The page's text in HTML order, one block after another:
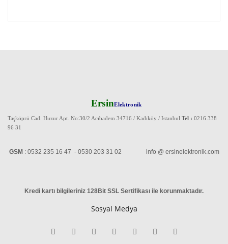
ErsinElektronik
Taşköprü Cad. Huzur Apt. No:30/2 Acıbadem 34716 / Kadıköy / Istanbul Tel : 0216 338
96 31
GSM : 0532 235 16 47 - 0530 203 31 02 info @ ersinelektronik.com
Kredi kartı bilgileriniz 128Bit SSL Sertifikası ile korunmaktadır.
Sosyal Medya